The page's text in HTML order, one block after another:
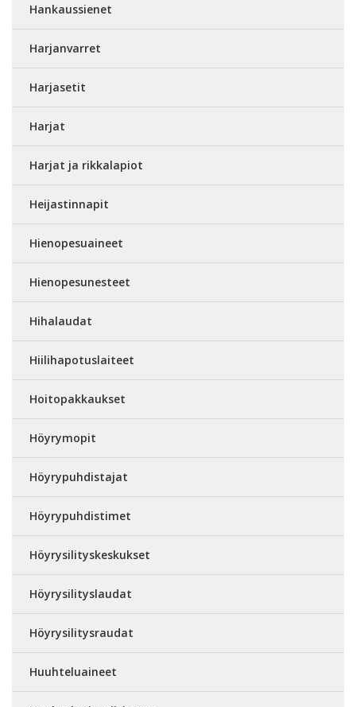
Hankaussienet
Harjanvarret
Harjasetit
Harjat
Harjat ja rikkalapiot
Heijastinnapit
Hienopesuaineet
Hienopesunesteet
Hihalaudat
Hiilihapotuslaiteet
Hoitopakkaukset
Höyrymopit
Höyrypuhdistajat
Höyrypuhdistimet
Höyrysilityskeskukset
Höyrysilityslaudat
Höyrysilitysraudat
Huuhteluaineet